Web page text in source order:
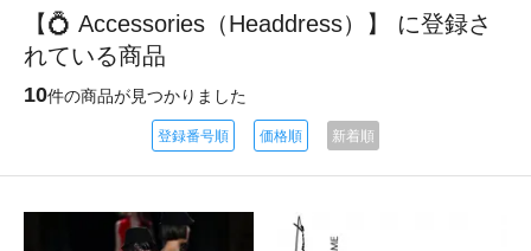
【💍 Accessories（Headdress）】 に登録さ
れている商品
10件の商品が見つかりました
登録番号順 価格順 新着順